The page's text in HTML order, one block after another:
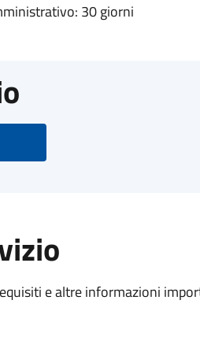
30 giorni
e altre informazioni